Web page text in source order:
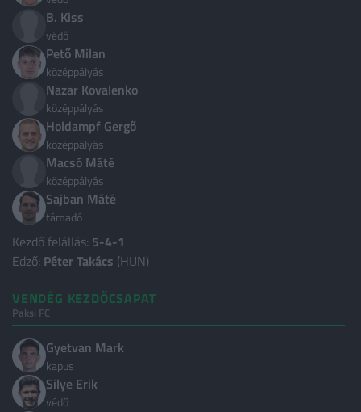
Nemzetközi
Magyarország
Albánia
Algéria
Andorra
Anglia
Argentína
Ausztrália
Ausztria
Azerbajdzsán
Belgium
Bosznia-Hercegovina 2
Brazília
Bulgária
B. Kiss
védő
Pető Milan
középpályás
Nazar Kovalenko
középpályás
Holdampf Gergő
középpályás
Macsó Máté
középpályás
Sajban Máté
támadó
Kezdő felállás: 5-4-1
Edző: Péter Takács (HUN)
VENDÉG KEZDŐCSAPAT
Paksi FC
Gyetvan Mark
kapus
Silye Erik
védő